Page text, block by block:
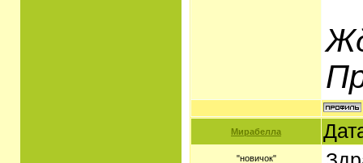
Мирабелла
"новичок"